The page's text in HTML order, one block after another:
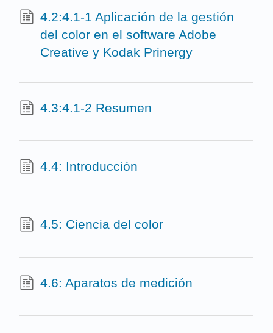
4.2:4.1-1 Aplicación de la gestión
del color en el software Adobe
Creative y Kodak Prinergy
4.3:4.1-2 Resumen
4.4: Introducción
4.5: Ciencia del color
4.6: Aparatos de medición